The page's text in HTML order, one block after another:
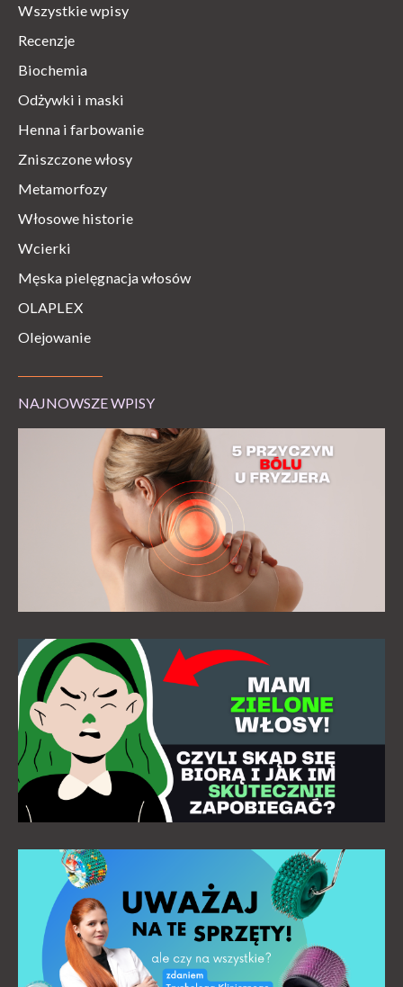
Wszystkie wpisy
Recenzje
Biochemia
Odżywki i maski
Henna i farbowanie
Zniszczone włosy
Metamorfozy
Włosowe historie
Wcierki
Męska pielęgnacja włosów
OLAPLEX
Olejowanie
NAJNOWSZE WPISY